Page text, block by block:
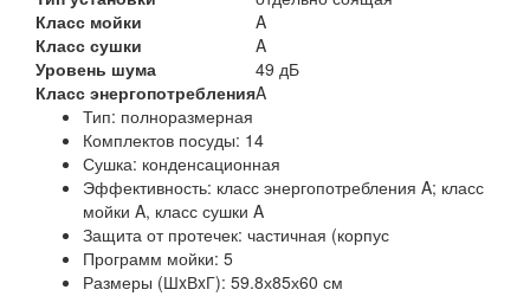
Класс мойки
A
Класс сушки
A
Уровень шума
49 дБ
Класс энергопотребленияA
Тип: полноразмерная
Комплектов посуды: 14
Сушка: конденсационная
Эффективность: класс энергопотребления A; класс
мойки A, класс сушки A
Защита от протечек: частичная (корпус
Программ мойки: 5
Размеры (ШxВxГ): 59.8х85х60 см